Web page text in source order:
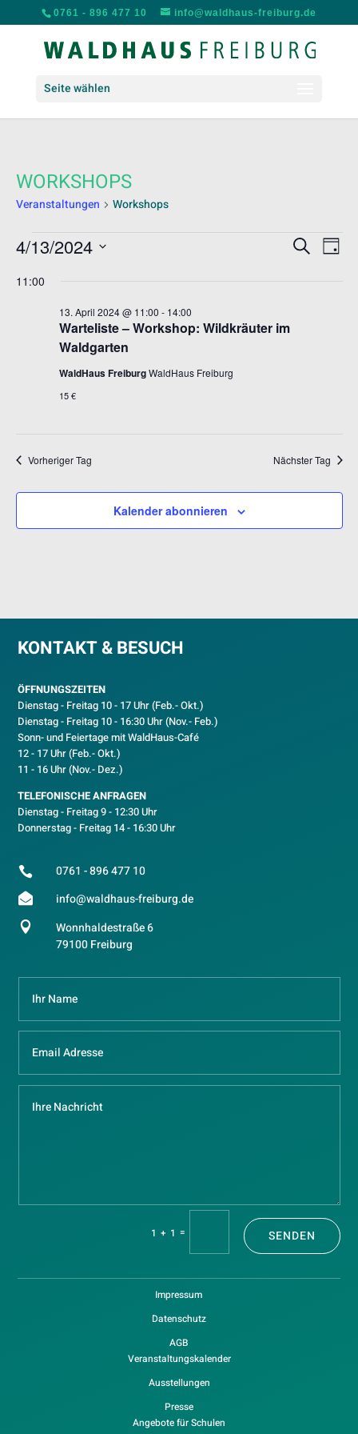
0761 - 896 477 10 info@waldhaus-freiburg.de
Seite wählen
WORKSHOPS
Veranstaltungen Workshops
VERANSTALTUNGEN
FÜR
13.
APRIL
SUCHE
SucheTag
4/13/2024
wählen.
11:00
Warteliste – Workshop: Wildkräuter im
Waldgarten
13. April 2024 @ 11:00 - 14:00
WaldHaus FreiburgWaldHaus Freiburg
15 €
Vorheriger Tag Nächster Tag
Kalender abonnieren
KONTAKT & BESUCH
ÖFFNUNGSZEITEN
Dienstag - Freitag 10 - 17 Uhr (Feb.- Okt.)
Dienstag - Freitag 10 - 16:30 Uhr (Nov.- Feb.)
Sonn- und Feiertage mit WaldHaus-Café
12 - 17 Uhr (Feb.- Okt.)
11 - 16 Uhr (Nov.- Dez.)
TELEFONISCHE ANFRAGEN
Dienstag - Freitag 9 - 12:30 Uhr
Donnerstag - Freitag 14 - 16:30 Uhr
 0761 - 896 477 10
 info@waldhaus-freiburg.de

Wonnhaldestraße 6
79100 Freiburg
1 + 1 = SENDEN
Impressum
Datenschutz
AGB
Veranstaltungskalender
Ausstellungen
Presse
Angebote für Schulen